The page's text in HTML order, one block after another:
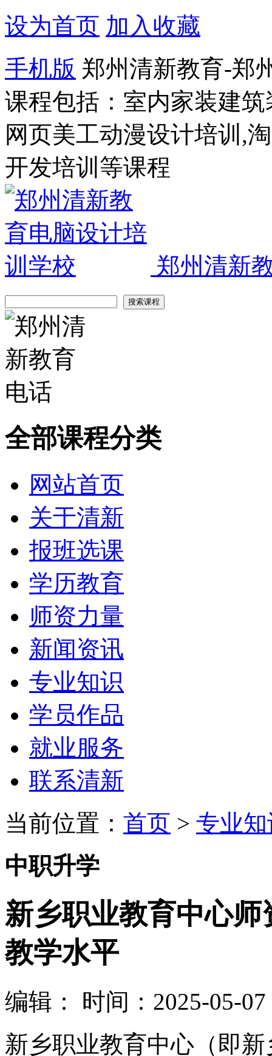
设为首页 加入收藏
手机版 郑州清新教育-郑
课程包括：室内家装建
网页美工动漫设计培训,
开发培训等课程
郑州清新
全部课程分类
网站首页
关于清新
报班选课
学历教育
师资力量
新闻资讯
专业知识
学员作品
就业服务
联系清新
当前位置： 首页 > 专业
中职升学
新乡职业教育中心
教学水平
编辑：
时间：2025-05-07
新乡职业教育中心（即